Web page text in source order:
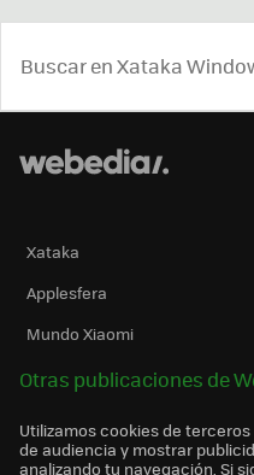
Xataka
Applesfera
Mundo Xiaomi
Otras publicaciones de
Utilizamos cookies de
de audiencia y mostrar
analizando tu navegación. Si